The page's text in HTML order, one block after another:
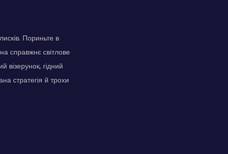
Пориньте в
справжнє світлове
гідний
стратегія й трохи